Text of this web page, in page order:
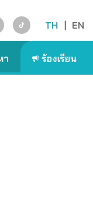
TH | EN